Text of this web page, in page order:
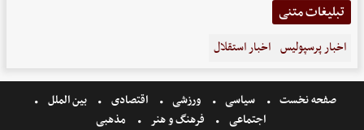
تبلیغات متنی
اخبار پرسپولیس اخبار استقلال
صفحه نخست سیاسی ورزشی اقتصادی
بین الملل
اجتماعی
فرهنگ و هنر مذهبی